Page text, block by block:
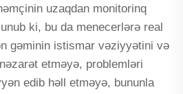
uzaqdan monitorinq
ki, bu da menecerlərə real
gəminin istismar vəziyyətini və
etməyə, problemləri
edib həll etməyə, bununla